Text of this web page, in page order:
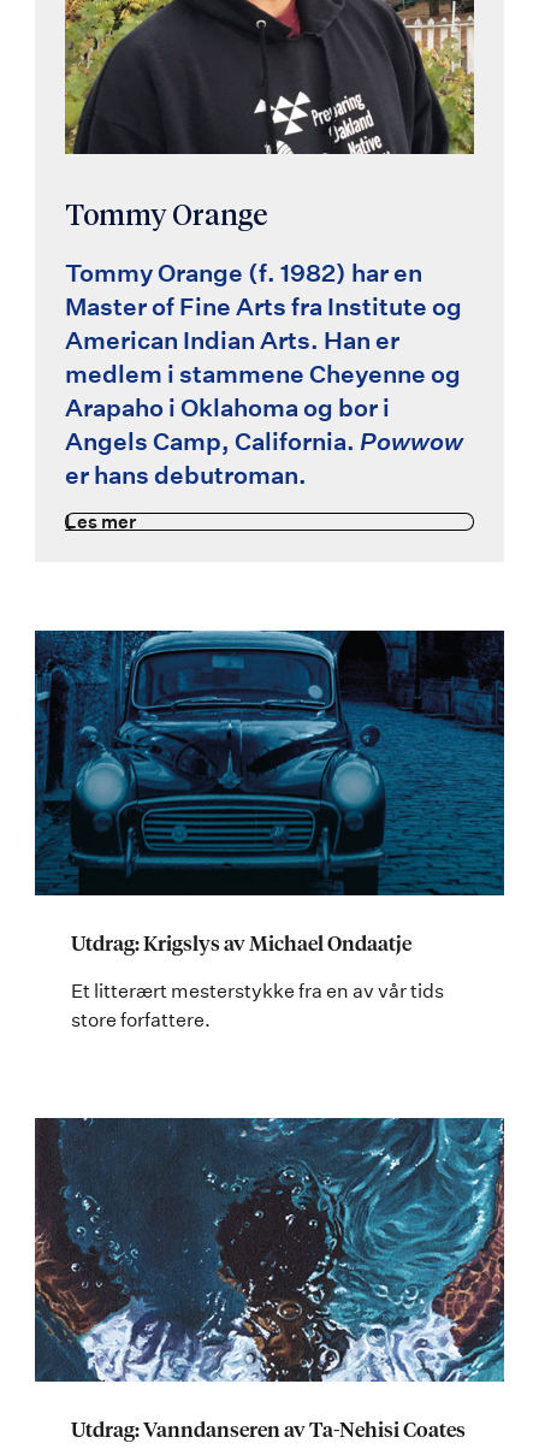
Tommy Orange
Tommy Orange (f. 1982) har en
Master of Fine Arts fra Institute og
American Indian Arts. Han er
medlem i stammene Cheyenne og
Arapaho i Oklahoma og bor i
Angels Camp, California. Powwow
er hans debutroman.
Les mer
Utdrag: Krigslys av Michael Ondaatje
Et litterært mesterstykke fra en av vår tids
store forfattere.
Utdrag: Vanndanseren av Ta-Nehisi Coates